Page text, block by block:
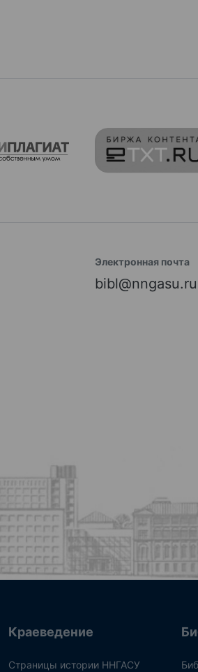
Электронная почта
bibl@nngasu.ru
Краеведение
Страницы истории ННГАСУ